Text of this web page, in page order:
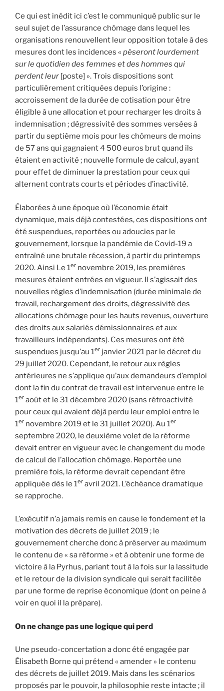
Ce qui est inédit ici c’est le communiqué public sur le
seul sujet de l’assurance chômage dans lequel les
organisations renouvellent leur opposition totale à des
mesures dont les incidences « pèseront lourdement
sur le quotidien des femmes et des hommes qui
perdent leur [poste] ». Trois dispositions sont
particulièrement critiquées depuis l’origine :
accroissement de la durée de cotisation pour être
éligible à une allocation et pour recharger les droits à
indemnisation ; dégressivité des sommes versées à
partir du septième mois pour les chômeurs de moins
de 57 ans qui gagnaient 4 500 euros brut quand ils
étaient en activité ; nouvelle formule de calcul, ayant
pour effet de diminuer la prestation pour ceux qui
alternent contrats courts et périodes d’inactivité.
Élaborées à une époque où l’économie était
dynamique, mais déjà contestées, ces dispositions ont
été suspendues, reportées ou adoucies par le
gouvernement, lorsque la pandémie de Covid-19 a
entraîné une brutale récession, à partir du printemps
2020. Ainsi Le 1er novembre 2019, les premières
mesures étaient entrées en vigueur. Il s’agissait des
nouvelles règles d’indemnisation (durée minimale de
travail, rechargement des droits, dégressivité des
allocations chômage pour les hauts revenus, ouverture
des droits aux salariés démissionnaires et aux
travailleurs indépendants). Ces mesures ont été
suspendues jusqu’au 1er janvier 2021 par le décret du
29 juillet 2020. Cependant, le retour aux règles
antérieures ne s’applique qu’aux demandeurs d’emploi
dont la fin du contrat de travail est intervenue entre le
1er août et le 31 décembre 2020 (sans rétroactivité
pour ceux qui avaient déjà perdu leur emploi entre le
1er novembre 2019 et le 31 juillet 2020). Au 1er
septembre 2020, le deuxième volet de la réforme
devait entrer en vigueur avec le changement du mode
de calcul de l’allocation chômage. Reportée une
première fois, la réforme devrait cependant être
appliquée dès le 1er avril 2021. L’échéance dramatique
se rapproche.
L’exécutif n’a jamais remis en cause le fondement et la
motivation des décrets de juillet 2019 ; le
gouvernement cherche donc à préserver au maximum
le contenu de « sa réforme » et à obtenir une forme de
victoire à la Pyrhus, pariant tout à la fois sur la lassitude
et le retour de la division syndicale qui serait facilitée
par une forme de reprise économique (dont on peine à
voir en quoi il la prépare).
On ne change pas une logique qui perd
Une pseudo-concertation a donc été engagée par
Élisabeth Borne qui prétend « amender » le contenu
des décrets de juillet 2019. Mais dans les scénarios
proposés par le pouvoir, la philosophie reste intacte ; il